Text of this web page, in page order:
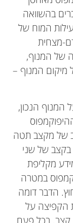
בהשוואה
המוח של
מצחית
של המנוף,
המנוף –
המנוף הנכון,
של מקצב תטה
של שני
מקליפת
במטרה
הדבר דומה
הקפיצה על
קצב. בכל פעם